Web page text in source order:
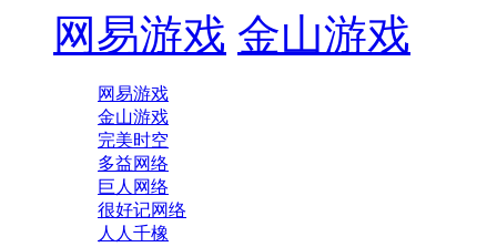
网易游戏 金山游戏
网易游戏
金山游戏
完美时空
多益网络
巨人网络
很好记网络
人人千橡